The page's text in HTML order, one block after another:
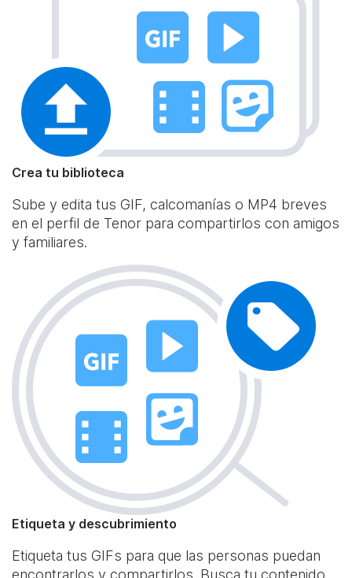
Crea tu biblioteca
Sube y edita tus GIF, calcomanías o MP4 breves
en el perfil de Tenor para compartirlos con amigos
y familiares.
Etiqueta y descubrimiento
Etiqueta tus GIFs para que las personas puedan
encontrarlos y compartirlos. Busca tu contenido